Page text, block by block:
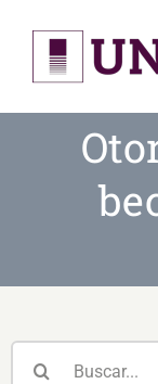
content